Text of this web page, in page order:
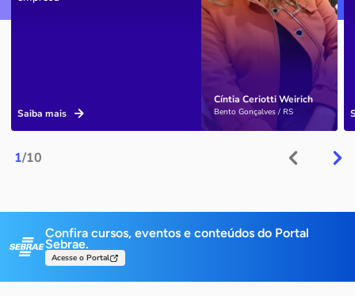
1/10
Cíntia Ceriotti Weirich
Bento Gonçalves / RS
Saiba mais
Confira cursos, eventos e conteúdos do Portal
Sebrae.
Acesse o Portal